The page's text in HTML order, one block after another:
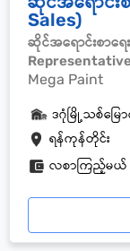
Sales)
ဆိုင်အရောင်းစာရေ
Representative
Mega Paint
ရန်ကုန်တိုင်း
ဒဂုံမြို့သစ်မြေ
လစာကြည့်မယ်